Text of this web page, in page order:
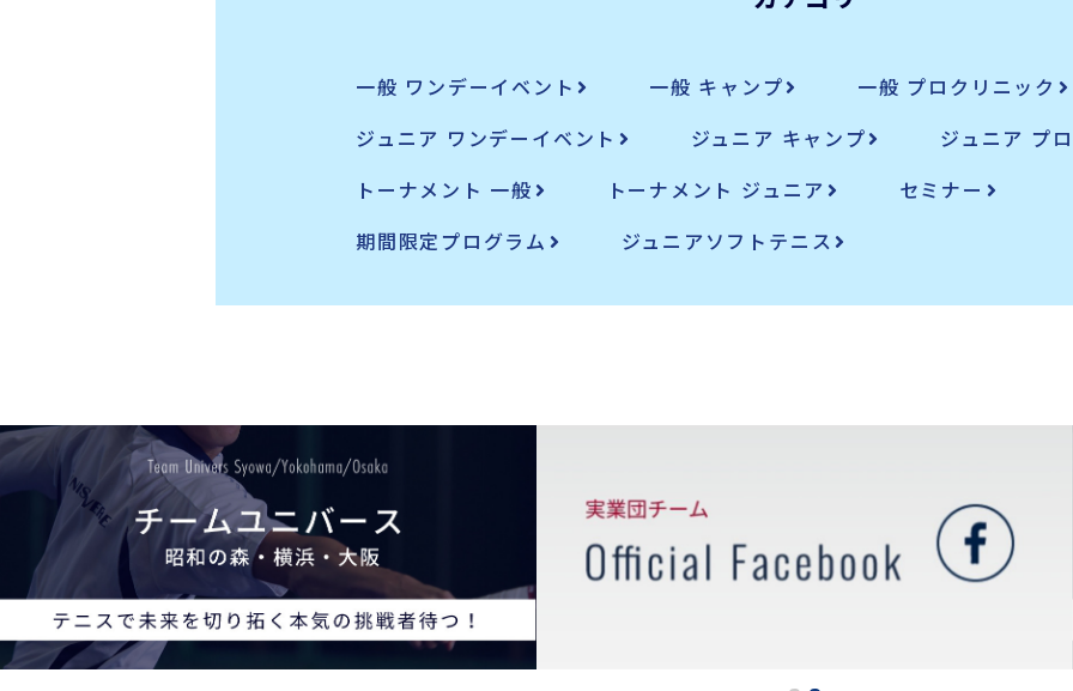
一般 ワンデーイベント 一般 キャンプ
一般 プロクリニック
ジュニア ワンデーイベント
ジュニア キャンプ
ジュニア プ
トーナメント 一般
トーナメント ジュニア
セミナー
期間限定プログラム
ジュニアソフトテニス